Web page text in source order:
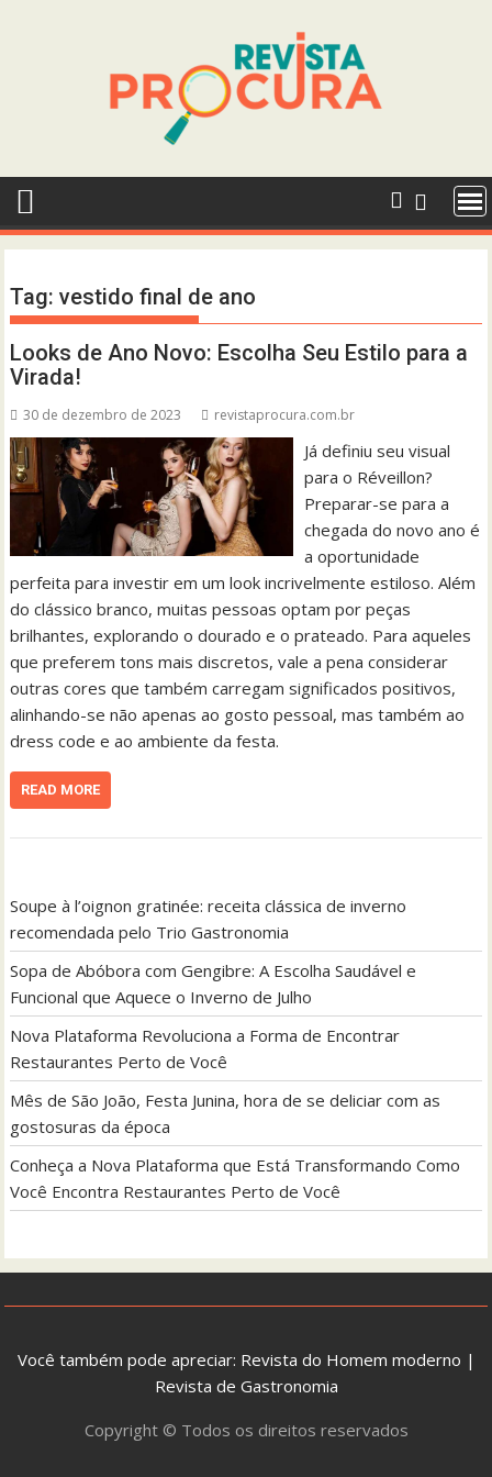
Tag:vestido final de ano
Looks de Ano Novo: Escolha Seu Estilo para a
Virada!
30 de dezembro de 2023 revistaprocura.com.br
Já definiu seu visual
para o Réveillon?
Preparar-se para a
chegada do novo ano é
a oportunidade
perfeita para investir em um look incrivelmente estiloso. Além
do clássico branco, muitas pessoas optam por peças
brilhantes, explorando o dourado e o prateado. Para aqueles
que preferem tons mais discretos, vale a pena considerar
outras cores que também carregam significados positivos,
alinhando-se não apenas ao gosto pessoal, mas também ao
dress code e ao ambiente da festa.
READ MORE
Soupe à l’oignon gratinée: receita clássica de inverno
recomendada pelo Trio Gastronomia
Sopa de Abóbora com Gengibre: A Escolha Saudável e
Funcional que Aquece o Inverno de Julho
Nova Plataforma Revoluciona a Forma de Encontrar
Restaurantes Perto de Você
Mês de São João, Festa Junina, hora de se deliciar com as
gostosuras da época
Conheça a Nova Plataforma que Está Transformando Como
Você Encontra Restaurantes Perto de Você
Você também pode apreciar: Revista do Homem moderno |
Revista de Gastronomia
Copyright © Todos os direitos reservados